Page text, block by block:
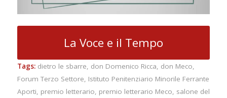
La Voce e il Tempo
Tags: dietro le sbarre, don Domenico Ricca, don Meco,
Forum Terzo Settore, Istituto Penitenziario Minorile Ferrante
Aporti, premio letterario, premio letterario Meco, salone del